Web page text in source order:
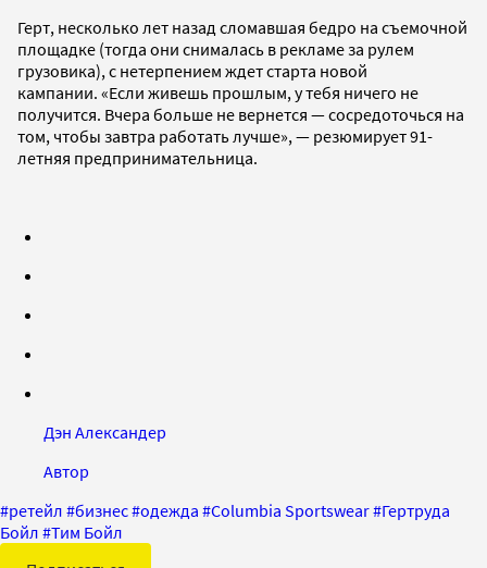
Герт, несколько лет назад сломавшая бедро на съемочной
площадке (тогда они снималась в рекламе за рулем
грузовика), с нетерпением ждет старта новой
кампании. «Если живешь прошлым, у тебя ничего не
получится. Вчера больше не вернется — сосредоточься на
том, чтобы завтра работать лучше», — резюмирует 91-
летняя предпринимательница.
Дэн Александер
Автор
#ретейл #бизнес#одежда #Columbia Sportswear#Гертруда
Бойл #Тим Бойл